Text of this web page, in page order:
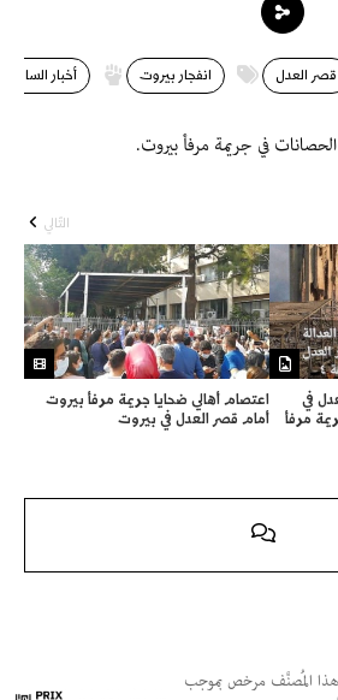
قصر العدل انفجار بيروت أخبار الساحة
في جريمة مرفأ بيروت.
في
مرفأ
التّالي
اعتصام أهالي ضحايا جريمة مرفأ بيروت
أمام قصر العدل في بيروت
· هذا المُصنَّف مرخص بموجب